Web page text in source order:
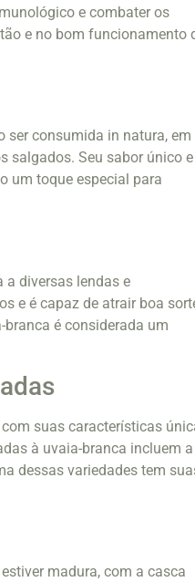
e combater os
e no bom funcionamento
ser consumida in natura, em
salgados. Seu sabor único e
um toque especial para
a diversas lendas e
e é capaz de atrair boa
é considerada um
suas características
à uvaia-branca incluem a
dessas variedades tem
madura, com a casca